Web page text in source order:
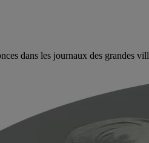
dans les journaux des grandes